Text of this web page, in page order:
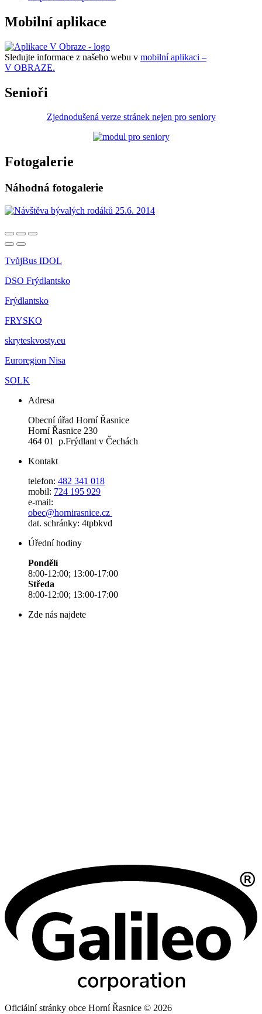
Mobilní aplikace
Sledujte informace z našeho webu v mobilní aplikaci –
V OBRAZE.
Senioři
Zjednodušená verze stránek nejen pro seniory
Fotogalerie
Náhodná fotogalerie
TvůjBus IDOL
DSO Frýdlantsko
Frýdlantsko
FRYSKO
skryteskvosty.eu
Euroregion Nisa
SOLK
Adresa
Obecní úřad Horní Řasnice
Horní Řasnice 230
464 01 p.Frýdlant v Čechách
Kontakt
telefon: 482 341 018
mobil: 724 195 929
e-mail:
obec@hornirasnice.cz
dat. schránky: 4tpbkvd
Úřední hodiny
Pondělí
8:00-12:00; 13:00-17:00
Středa
8:00-12:00; 13:00-17:00
Zde nás najdete
Oficiální stránky obce Horní Řasnice © 2026